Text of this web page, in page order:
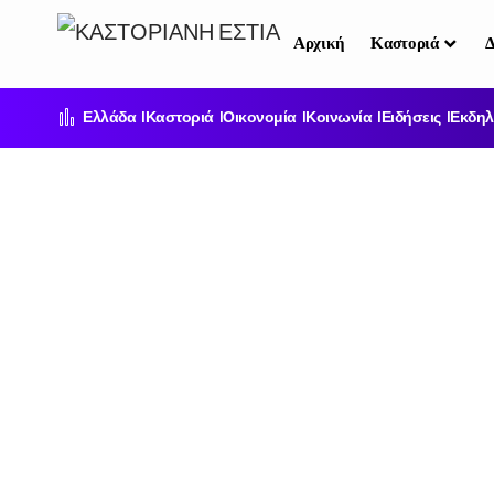
Αρχική Καστοριά
Ελλάδα Καστοριά Οικονομία Κοινωνία Ειδήσεις